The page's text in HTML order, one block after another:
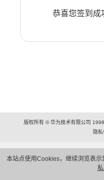
本站点使用Cookies，继续浏览表示
恭喜您签到成
版权所有 © 华为技术有限公司
隐